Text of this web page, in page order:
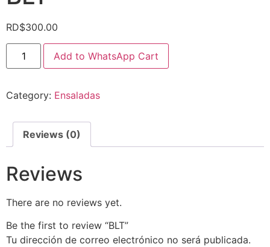
RD$300.00
Add to WhatsApp Cart
Category: Ensaladas
Reviews (0)
Reviews
There are no reviews yet.
Be the first to review “BLT”
Tu dirección de correo electrónico no será publicada.